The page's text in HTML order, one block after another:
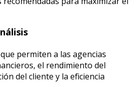
permiten a las agencias
el rendimiento del
del cliente y la eficiencia